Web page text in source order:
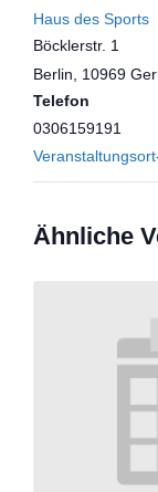
Haus des Sports
Böcklerstr. 1
Berlin
10969
Telefon
0306159191
Ähnliche